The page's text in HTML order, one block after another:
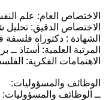
الاختصاص العام: علم
الاختصاص الدقيق:
الشهادة : دكتوراه
المرتبة العلمية: أستاذ ــ
الاهتمامات الفكرية:
الوظائف والمسؤوليات:
ــ الوظائف والمسؤوليات: